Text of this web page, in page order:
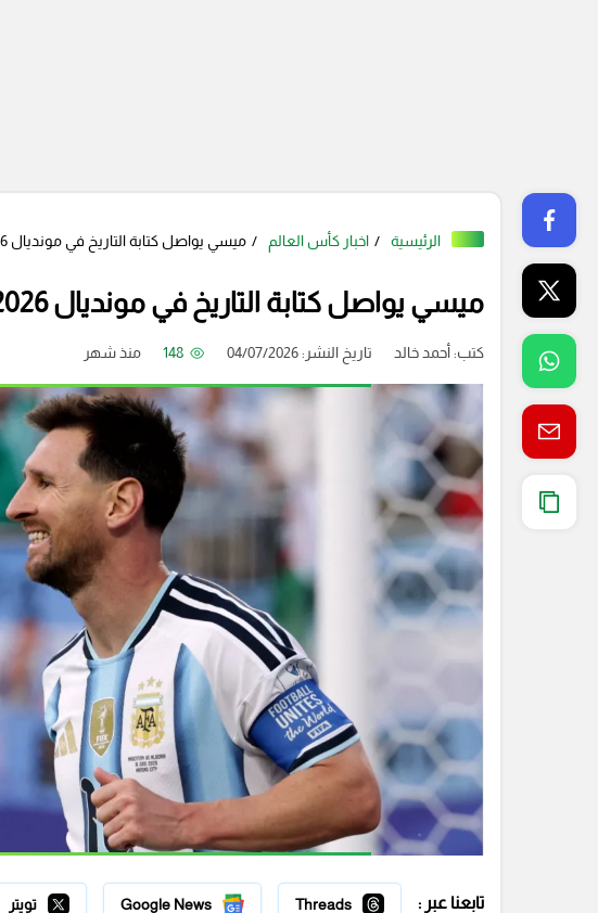
الرئيسية اخبار كأس العالم ميسي يواصل كتابة التاريخ في مونديال 2026.. 20 هدفًا ورقم قياسي جديد
ميسي يواصل كتابة التاريخ في مونديال 2026.. 20 هدفًا ورقم قياسي جديد
كتب:أحمد خالد تاريخ النشر: 04/07/2026 148 منذ شهر
تابعنا عبر : Threads
Google News تويتر